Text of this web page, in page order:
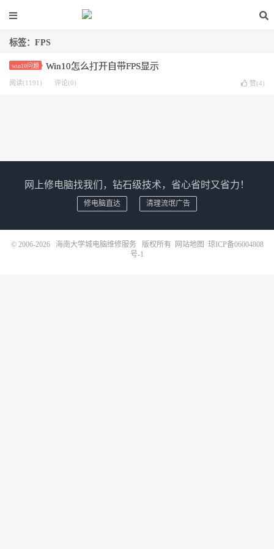
标签：FPS
win10问题 Win10怎么打开自带FPS显示
阅读(1191) 评论(0) 赞(4)
网上修电脑找我们，钻石级技术，省心省时又省力！
修电脑直达 清理流氓广告
© 2006-2026 海南大学城电脑维修服务 版权所有 网站地图 琼ICP备06004808
号-1